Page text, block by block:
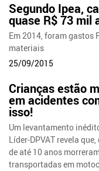
Segundo Ipea,
quase R$ 73 mil
Em 2014, foram gastos
materiais
25/09/2015
Crianças estão
em acidentes
isso!
Um levantamento
Líder-DPVAT revela
de até 10 anos
transportadas em